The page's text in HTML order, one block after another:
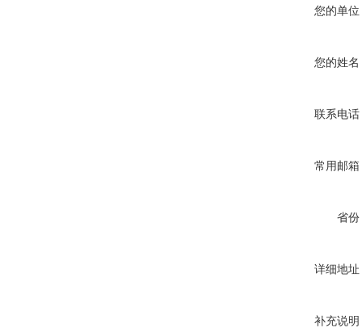
您的单位
您的姓名
联系电话
常用邮箱
省份
详细地址
补充说明